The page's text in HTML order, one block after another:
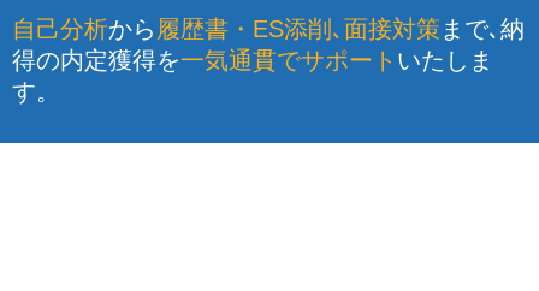
自己分析から 履歴書・ES添削､面接対策 まで､納
得の内定獲得を一気通貫でサポート いたしま
す。